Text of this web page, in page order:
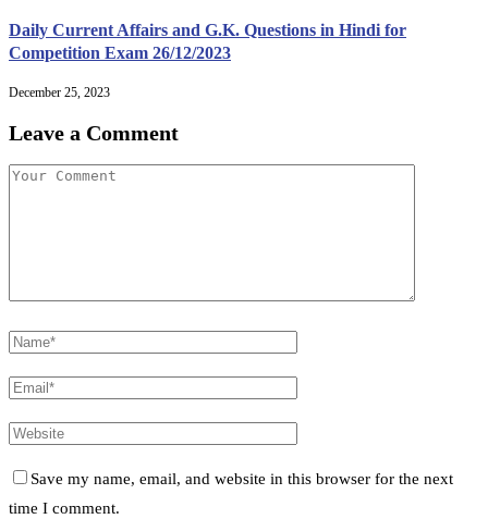
Daily Current Affairs and G.K. Questions in Hindi for
Competition Exam 26/12/2023
December 25, 2023
Leave a Comment
Save my name, email, and website in this browser for the next
time I comment.